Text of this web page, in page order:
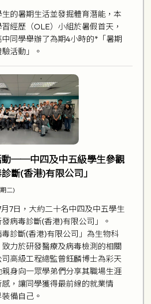
的暑期生活並發掘體育潛能，本
經歷（OLE）小組於暑假首天，
同學舉辦了為期4小時的*「暑期
活動」。
動──中四及中五級學生參觀
診斷(香港)有限公司」
二)
7日，大約二十名中四及中五學生
病毒診斷(香港)有限公司」。
毒診斷(香港)有限公司」為生物科
力於研發醫療及病毒檢測的相關
高級工程總監曾鈺麟博士為彩天
身向一眾學弟們分享其職場生涯
，讓同學獲得最前線的就業情
備自己。